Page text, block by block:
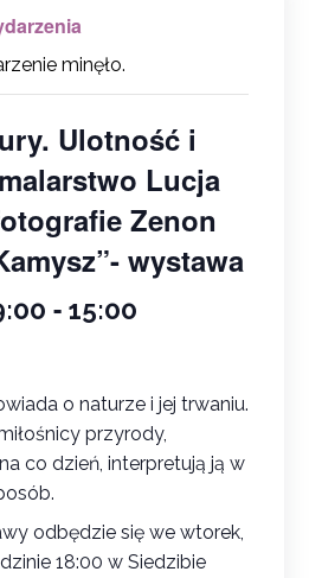
minęło.
Ulotność i
Lucja
Zenon
wystawa
- 15:00
o naturze i jej trwaniu.
przyrody,
co dzień, interpretują ją w
odbędzie się we wtorek,
18:00 w Siedzibie